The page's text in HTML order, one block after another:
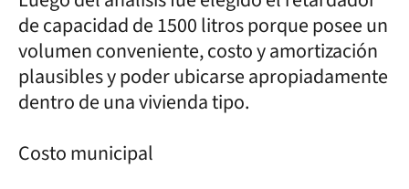
de capacidad de 1500 litros porque posee un
volumen conveniente, costo y amortización
plausibles y poder ubicarse apropiadamente
dentro de una vivienda tipo.
Costo municipal